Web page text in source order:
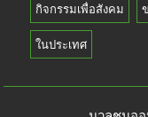
กิจกรรมเพื่อสังคม
ในประเทศ